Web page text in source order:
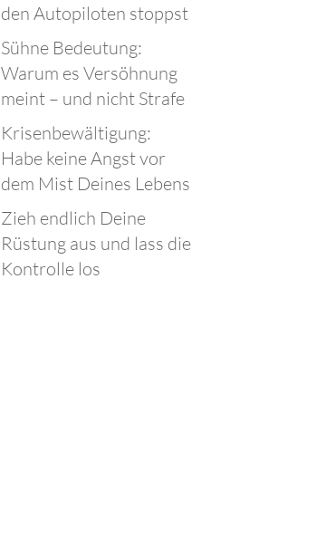
den Autopiloten stoppst
Sühne Bedeutung:
Warum es Versöhnung
meint – und nicht Strafe
Krisenbewältigung:
Habe keine Angst vor
dem Mist Deines Lebens
Zieh endlich Deine
Rüstung aus und lass die
Kontrolle los